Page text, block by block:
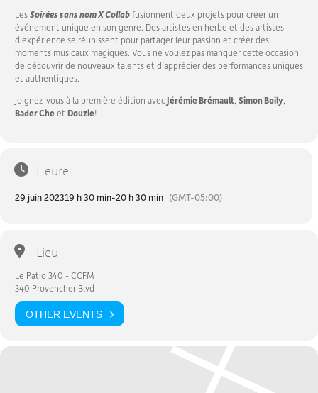
LesSoirées sans nom X Collabfusionnent deux projets pour créer un
événement unique en son genre. Des artistes en herbe et des artistes
d’expérience se réunissent pour partager leur passion et créer des
moments musicaux magiques. Vous ne voulez pas manquer cette occasion
de découvrir de nouveaux talents et d’apprécier des performances uniques
et authentiques.
Joignez-vous à la première édition avecJérémie Brémault, Simon Boily,
Bader Cheet Douzie!
Heure
29 juin 202319 h 30 min-20 h 30 min (GMT-05:00)
Lieu
Le Patio 340 - CCFM
340 Provencher Blvd
OTHER EVENTS